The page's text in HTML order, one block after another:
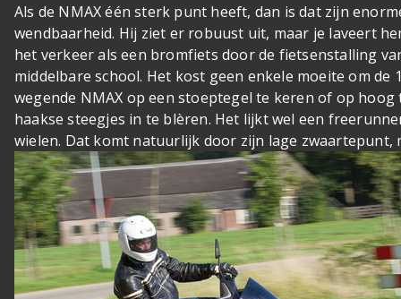
Als de NMAX één sterk punt heeft, dan is dat zijn
wendbaarheid. Hij ziet er robuust uit, maar je laveert
het verkeer als een bromfiets door de fietsenstalling
middelbare school. Het kost geen enkele moeite om de
wegende NMAX op een stoeptegel te keren of op hoog
haakse steegjes in te blèren. Het lijkt wel een
wielen. Dat komt natuurlijk door zijn lage zwaartepunt,